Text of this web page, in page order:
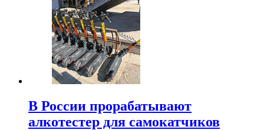
В России прорабатывают
алкотестер для самокатчиков